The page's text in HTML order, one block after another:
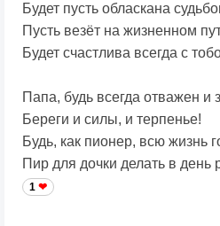
Будет пусть обласкана
Пусть везёт на жизненном
Будет счастлива всегда с
Папа, будь всегда отважен и
Береги и силы, и терпенье!
Будь, как пионер, всю жизнь
Пир для дочки делать в день
1